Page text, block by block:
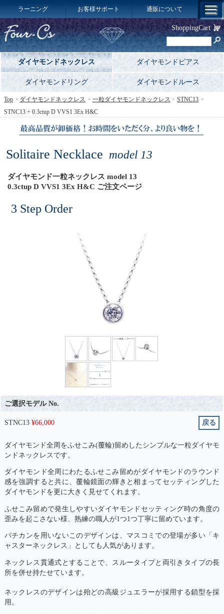
ラーニング お客様サポート 通販について
ダイヤモンドネックレス ダイヤモンドピアス
ダイヤモンドリング ダイヤモンドルース
Solitaire Necklace model 13
ダイヤモンド一粒ネックレス model 13
0.3ctup D VVS1 3Ex H&C ご注文ページ
3 Step Order
ご選択モデル No.
STNC13 ¥66,000 戻る
ダイヤモンド全周をふせこみ(覆輪)留めしたシンプルな一粒ダイヤモ
ンドネックレスです。
ダイヤモンド全周にわたるふせこみ留めがダイヤモンドのラウンド
感を強調すると共に、覆輪鏡面の輝きと相まってセッティングした
ダイヤモンドを更に大きく見せてくれます。
ふせこみ留めで発生しやすいダイヤモンドセッティング時の角度の
歪みを起こさない様、熟練の職人が1つ1つ丁寧に留めています。
バチカンを用いないこのデザインは、マスコミでの登場が多い「キ
ャスターネックレス」としても人気があります。
ネックレス貫通式とすることで、スルータイプと両引きタイプの長
所を併せ持たせています。
ネックレスのデザインは殆どの高級ジュエラーが採用する鎖型を採
用。
Top ダイヤモンドネックレス 一粒ダイヤモンドネックレス
STNC13
STNC13 + 0.3ctup D VVS1 3Ex H&C
ShoppingCart